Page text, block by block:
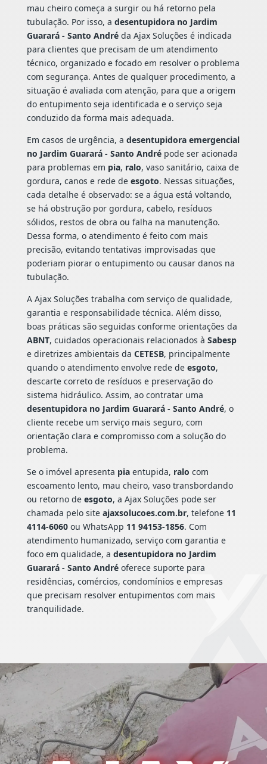
mau cheiro começa a surgir ou há retorno pela
tubulação. Por isso, a desentupidora no Jardim
Guarará - Santo Andréda Ajax Soluções é indicada
para clientes que precisam de um atendimento
técnico, organizado e focado em resolver o problema
com segurança. Antes de qualquer procedimento, a
situação é avaliada com atenção, para que a origem
do entupimento seja identificada e o serviço seja
conduzido da forma mais adequada.
Em casos de urgência, a desentupidora emergencial
no Jardim Guarará - Santo Andrépode ser acionada
para problemas em pia, ralo, vaso sanitário, caixa de
gordura, canos e rede de esgoto. Nessas situações,
cada detalhe é observado: se a água está voltando,
se há obstrução por gordura, cabelo, resíduos
sólidos, restos de obra ou falha na manutenção.
Dessa forma, o atendimento é feito com mais
precisão, evitando tentativas improvisadas que
poderiam piorar o entupimento ou causar danos na
tubulação.
A Ajax Soluções trabalha com serviço de qualidade,
garantia e responsabilidade técnica. Além disso,
boas práticas são seguidas conforme orientações da
ABNT, cuidados operacionais relacionados à Sabesp
e diretrizes ambientais da CETESB, principalmente
quando o atendimento envolve rede de esgoto,
descarte correto de resíduos e preservação do
sistema hidráulico. Assim, ao contratar uma
desentupidora no Jardim Guarará - Santo André, o
cliente recebe um serviço mais seguro, com
orientação clara e compromisso com a solução do
problema.
Se o imóvel apresenta piaentupida, ralo com
escoamento lento, mau cheiro, vaso transbordando
ou retorno de esgoto, a Ajax Soluções pode ser
chamada pelo site ajaxsolucoes.com.br, telefone 11
4114-6060ou WhatsApp 11 94153-1856. Com
atendimento humanizado, serviço com garantia e
foco em qualidade, a desentupidora no Jardim
Guarará - Santo Andréoferece suporte para
residências, comércios, condomínios e empresas
que precisam resolver entupimentos com mais
tranquilidade.